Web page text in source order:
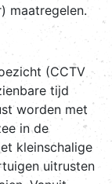
maatregelen.
(CCTV
tijd
worden met
in de
kleinschalige
uitrusten